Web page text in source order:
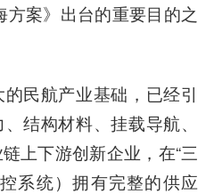
方案》出台的重要目的之
民航产业基础，已经引
结构材料、挂载导航、
上下游创新企业，在“三
系统）拥有完整的供应